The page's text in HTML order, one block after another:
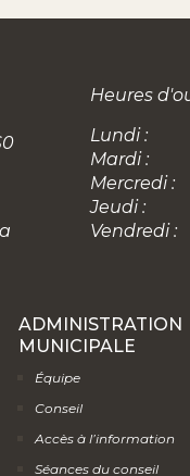
Heures
Lundi :
Mardi :
Mercredi :
Jeudi :
Vendredi :
ADMINISTRATION
MUNICIPALE
Équipe
Conseil
Accès à l’information
Séances du conseil